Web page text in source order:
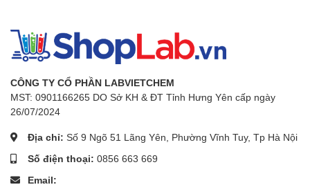
CÔNG TY CỔ PHẦN LABVIETCHEM
MST: 0901166265 DO Sở KH & ĐT Tỉnh Hưng Yên cấp ngày
26/07/2024
Địa chỉ: Số 9 Ngõ 51 Lãng Yên, Phường Vĩnh Tuy, Tp Hà Nội
Số điện thoại: 0856 663 669
Email: